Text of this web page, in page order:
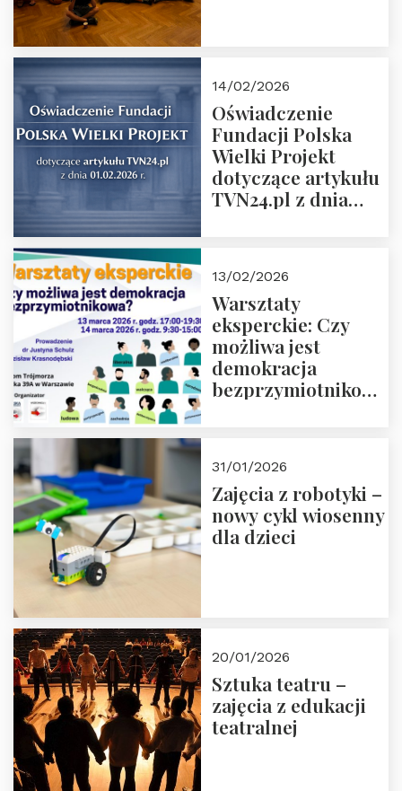
14/02/2026
Oświadczenie
Fundacji Polska
Wielki Projekt
dotyczące artykułu
TVN24.pl z dnia
13/02/2026
Warsztaty
eksperckie: Czy
możliwa jest
demokracja
bezprzymiotnikowa?
31/01/2026
Zajęcia z robotyki –
nowy cykl wiosenny
dla dzieci
20/01/2026
Sztuka teatru –
zajęcia z edukacji
teatralnej